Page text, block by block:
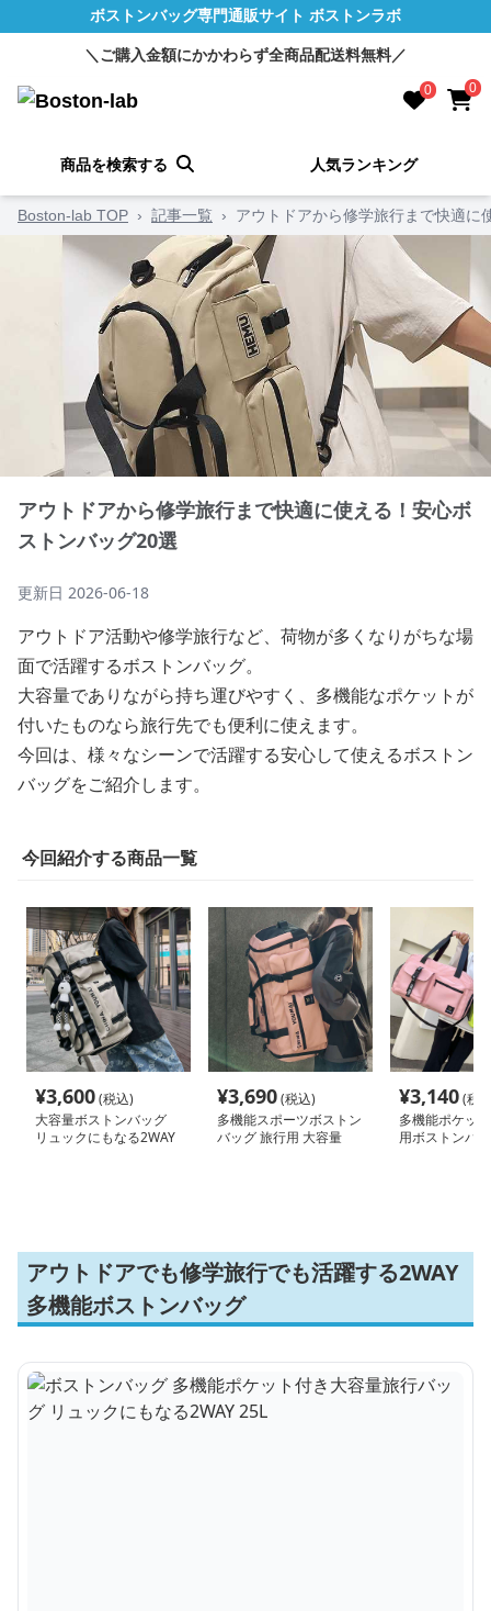
ボストンバッグ専門通販サイト ボストンラボ
＼ご購入金額にかかわらず全商品配送料無料／
0 0
商品を検索する 人気ランキング
Boston-lab TOP › 記事一覧 › アウトドアから修学旅行まで快適に
アウトドアから修学旅行まで快適に使える！安心ボ
ストンバッグ20選
更新日 2026-06-18
アウトドア活動や修学旅行など、荷物が多くなりがちな場
面で活躍するボストンバッグ。
大容量でありながら持ち運びやすく、多機能なポケットが
付いたものなら旅行先でも便利に使えます。
今回は、様々なシーンで活躍する安心して使えるボストン
バッグをご紹介します。
今回紹介する商品一覧
¥3,600(税込)
大容量ボストンバッグ
リュックにもなる2WAY
¥3,690(税込)
多機能スポーツボストン
バッグ 旅行用 大容量
¥3,140(税
多機能ポケッ
用ボストンバ
アウトドアでも修学旅行でも活躍する2WAY
多機能ボストンバッグ